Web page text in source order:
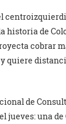
historia de
cobrar
quiere
de
jueves: una